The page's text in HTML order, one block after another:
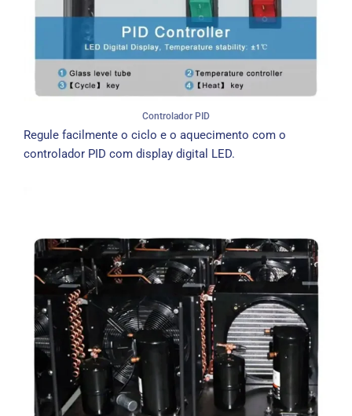
Controlador PID
Regule facilmente o ciclo e o aquecimento com o
controlador PID com display digital LED.